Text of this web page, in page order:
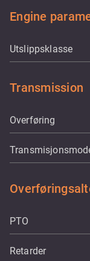
Engine
Utslippsklasse
Transmission
Overføring
PTO
Retarder